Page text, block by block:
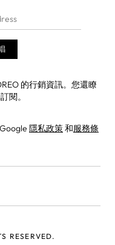
的行銷資訊。您還瞭
閱。
隱私政策和服務條
RESERVED.